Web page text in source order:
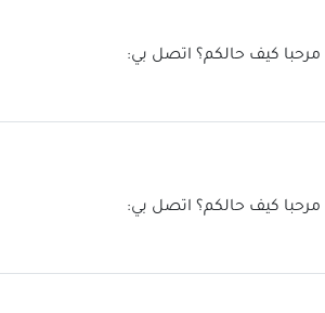
مرحبا كيف حالكم؟ اتصل بي:
مرحبا كيف حالكم؟ اتصل بي: